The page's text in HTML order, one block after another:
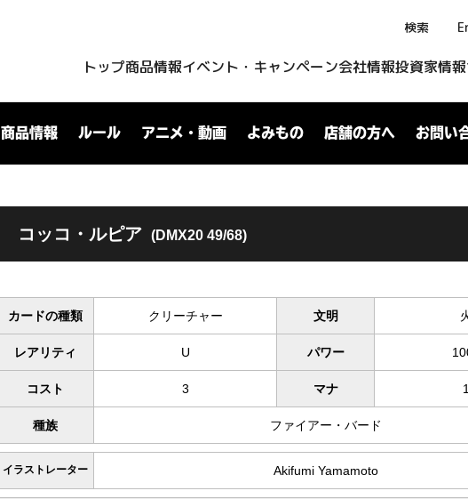
検索
トップ商品情報イベント・キャンペーン会社情報投資家情報
商品情報 ルール アニメ・動画 よみもの 店舗の方へ お問い
コッコ・ルピア (DMX20 49/68)
カードの種類 クリーチャー 文明
レアリティ U パワー
コスト 3 マナ 1
種族 ファイアー・バード
イラストレーター Akifumi Yamamoto